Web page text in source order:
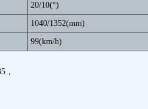
20/10(°)
1040/1352(mm)
99(km/h)
，